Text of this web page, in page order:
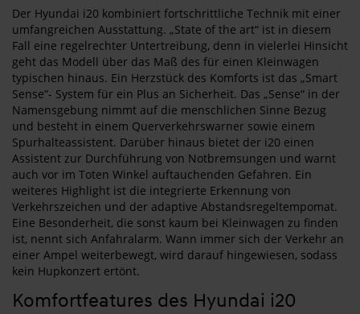
Der Hyundai i20 kombiniert fortschrittliche Technik mit einer
umfangreichen Ausstattung. „State of the art“ ist in diesem
Fall eine regelrechter Untertreibung, denn in vielerlei Hinsicht
geht das Modell über das Maß des für einen Kleinwagen
typischen hinaus. Ein Herzstück des Komforts ist das „Smart
Sense“- System für ein Plus an Sicherheit. Das „Sense“ in der
Namensgebung nimmt auf die menschlichen Sinne Bezug
und besteht in einem Querverkehrswarner sowie einem
Spurhalteassistent. Darüber hinaus bietet der i20 einen
Assistent zur Durchführung von Notbremsungen und warnt
auch vor im Toten Winkel auftauchenden Gefahren. Ein
weiteres Highlight ist die integrierte Erkennung von
Verkehrszeichen und der adaptive Abstandsregeltempomat.
Eine Besonderheit, die sonst kaum bei Kleinwagen zu finden
ist, nennt sich Anfahralarm. Wann immer sich der Verkehr an
einer Ampel weiterbewegt, wird darauf hingewiesen, sodass
kein Hupkonzert ertönt.
Komfortfeatures des Hyundai i20